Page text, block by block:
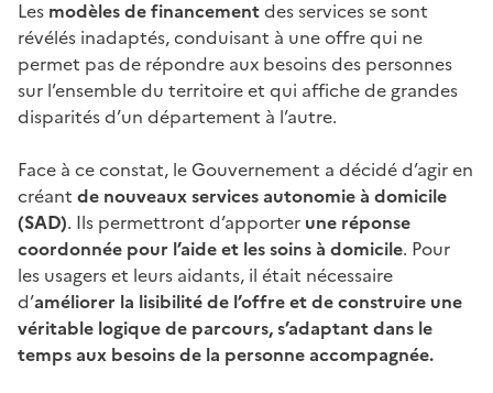
Les modèles de financementdes services se sont
révélés inadaptés, conduisant à une offre qui ne
permet pas de répondre aux besoins des personnes
sur l’ensemble du territoire et qui affiche de grandes
disparités d’un département à l’autre.
Face à ce constat, le Gouvernement a décidé d’agir en
créant de nouveaux services autonomie à domicile
(SAD). Ils permettront d’apporter une réponse
coordonnée pour l’aide et les soins à domicile. Pour
les usagers et leurs aidants, il était nécessaire
d’améliorer la lisibilité de l’offre et de construire une
véritable logique de parcours, s’adaptant dans le
temps aux besoins de la personne accompagnée.